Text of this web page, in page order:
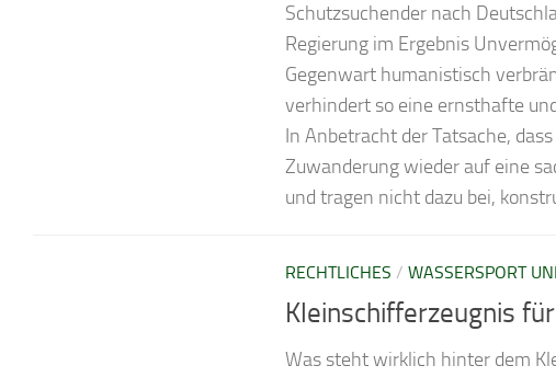
Schutzsuchender nach
Regierung im Ergebnis
Gegenwart humanistisch
verhindert so eine ernsthafte
In Anbetracht der Tatsache,
Zuwanderung wieder auf eine
und tragen nicht dazu bei,
RECHTLICHES / WASSERSPORT
Kleinschifferzeugnis
Was steht wirklich hinter dem